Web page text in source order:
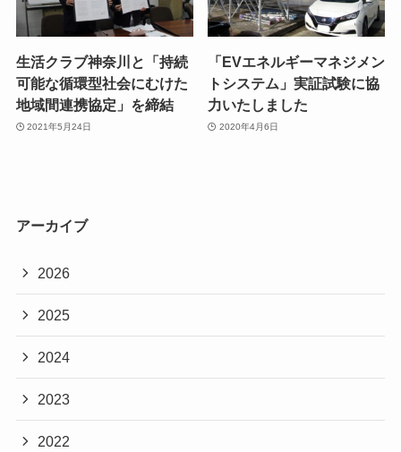
生活クラブ神奈川と「持続
可能な循環型社会にむけた
地域間連携協定」を締結
2021年5月24日
「EVエネルギーマネジメン
トシステム」実証試験に協
力いたしました
2020年4月6日
アーカイブ
2026
2025
2024
2023
2022